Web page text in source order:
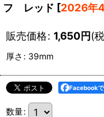
フ レッド [2026年
販売価格: 1,650円(
厚さ : 39mm
Facebook
数量: